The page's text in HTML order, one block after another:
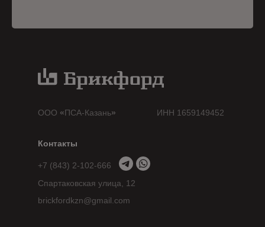
ИНН 1659149452
Контакты
+7 (843) 2-102-666
ООО «ПСА-Казань»
brickfordkzn@gmail.com
Спартаковская улица, 12